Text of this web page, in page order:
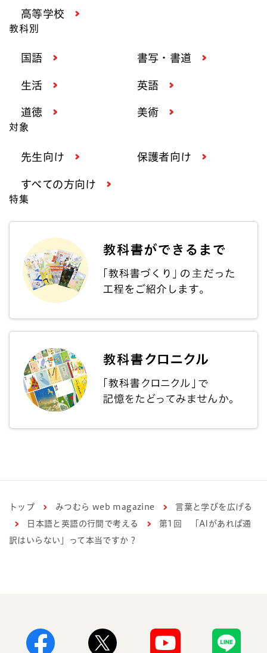
高等学校
教科別
国語 書写・書道
生活 英語
道徳 美術
対象
先生向け 保護者向け
すべての方向け
特集
トップ みつむら web magazine
言葉と学びを広げる
日本語と英語の行間で考える
第1回 「AIがあれば通
訳はいらない」って本当ですか？